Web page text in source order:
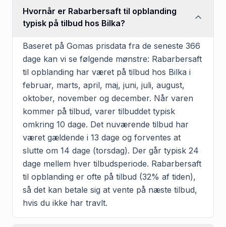
Hvornår er Rabarbersaft til opblanding
typisk på tilbud hos Bilka?
Baseret på Gomas prisdata fra de seneste 366
dage kan vi se følgende mønstre: Rabarbersaft
til opblanding har været på tilbud hos Bilka i
februar, marts, april, maj, juni, juli, august,
oktober, november og december. Når varen
kommer på tilbud, varer tilbuddet typisk
omkring 10 dage. Det nuværende tilbud har
været gældende i 13 dage og forventes at
slutte om 14 dage (torsdag). Der går typisk 24
dage mellem hver tilbudsperiode. Rabarbersaft
til opblanding er ofte på tilbud (32% af tiden),
så det kan betale sig at vente på næste tilbud,
hvis du ikke har travlt.